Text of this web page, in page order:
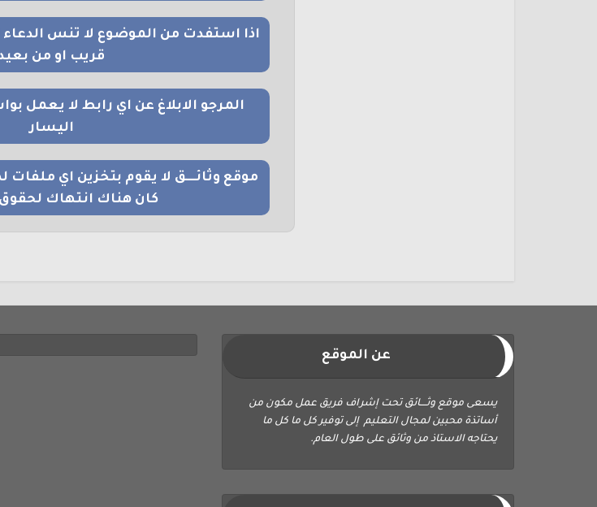
قريب او من
اليسار
كان هناك انتهاك
عن الموقع
يسعى موقع وثــــائق تحت إشراف فريق عمل مكون من
أساتذة محبين لمجال التعليم إلى توفير كل ما كل ما
يحتاجه الاستاذ من وثائق على طول العام.
ابحث في الموقع